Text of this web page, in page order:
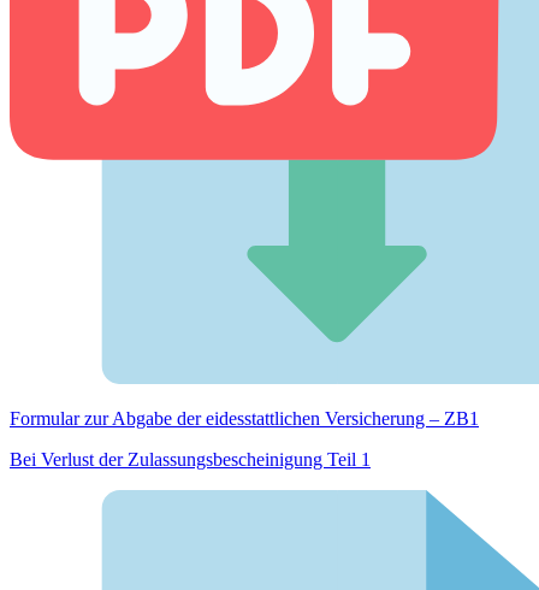
Formular zur Abgabe der eides­stattlichen Versicherung – ZB1
Bei Verlust der Zulassungsbescheinigung Teil 1